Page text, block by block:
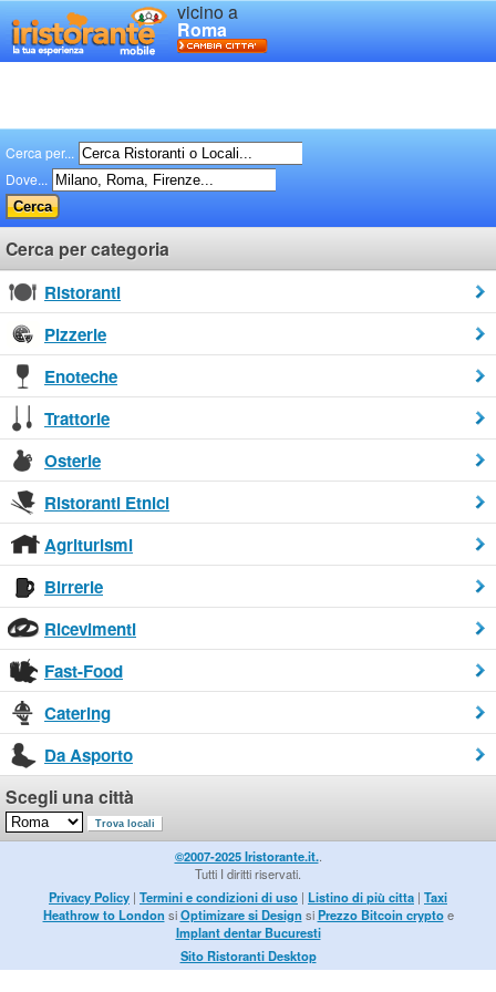
vicino a
Roma
Cerca per...
Dove...
Cerca per categoria
Ristoranti
Pizzerie
Enoteche
Trattorie
Osterie
Ristoranti Etnici
Agriturismi
Birrerie
Ricevimenti
Fast-Food
Catering
Da Asporto
Scegli una città
©2007-2025 Iristorante.it..
Tutti I diritti riservati.
Privacy Policy | Termini e condizioni di uso | Listino di più citta | Taxi
Heathrow to London siOptimizare si Design siPrezzo Bitcoin cryptoe
Implant dentar Bucuresti
Sito Ristoranti Desktop